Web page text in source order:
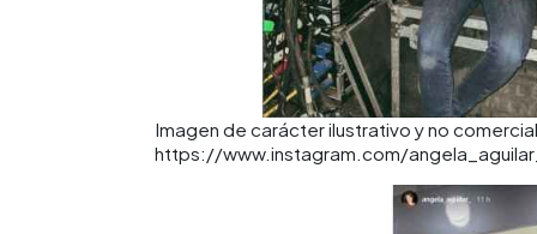
Imagen de carácter ilustrativo y no
https://www.instagram.com/